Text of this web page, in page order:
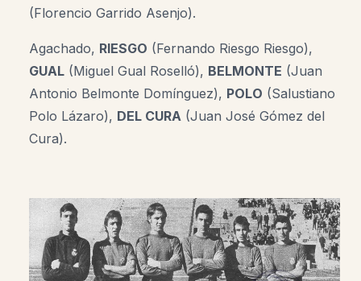
(Florencio Garrido Asenjo).
Agachado, RIESGO (Fernando Riesgo Riesgo),
GUAL (Miguel Gual Roselló), BELMONTE (Juan
Antonio Belmonte Domínguez), POLO (Salustiano
Polo Lázaro), DEL CURA (Juan José Gómez del
Cura).